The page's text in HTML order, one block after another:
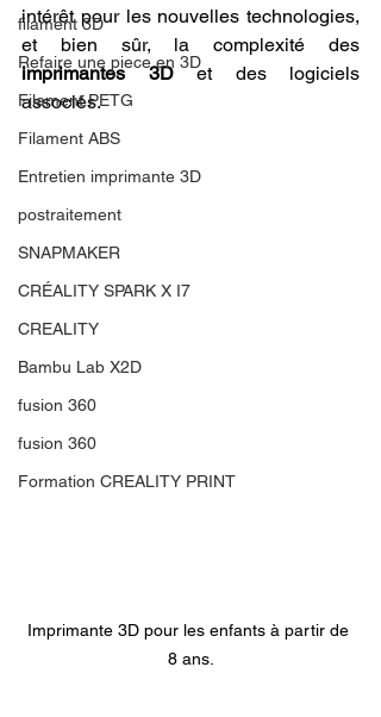
filament 3D
Refaire une piece en 3D
Filament PETG
Filament ABS
Entretien imprimante 3D
postraitement
SNAPMAKER
CRÉALITY SPARK X I7
CREALITY
Bambu Lab X2D
fusion 360
fusion 360
Formation CREALITY PRINT
intérêt pour les nouvelles technologies,
imprimantes 3D et des logiciels
associés.
Imprimante 3D pour les enfants à partir de
8 ans.